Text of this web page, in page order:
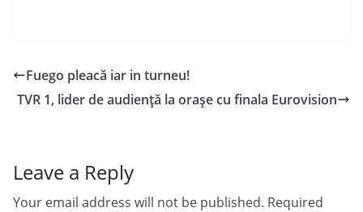
Fuego pleacă iar in turneu!
TVR 1, lider de audienţă la oraşe cu finala Eurovision
Leave a Reply
Your email address will not be published. Required